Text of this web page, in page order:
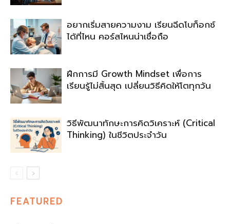
อยากเริ่มสายความงาม เรียนฉีดโบท็อกซ์
ได้ที่ไหน คอร์สไหนน่าเชื่อถือ
ฝึกการมี Growth Mindset เพื่อการ
เรียนรู้ไม่สิ้นสุด เปลี่ยนวิธีคิดให้โตทุกวัน
วิธีพัฒนาทักษะการคิดวิเคราะห์ (Critical
Thinking) ในชีวิตประจำวัน
FEATURED